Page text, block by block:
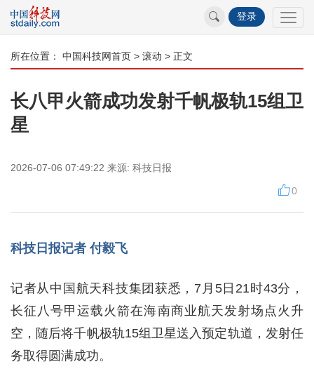
登录
所在位置： 中国科技网首页 > 滚动 > 正文
长八甲火箭成功发射千帆极轨15组卫
星
2026-07-06 07:49:22 来源: 科技日报
0
科技日报记者 付毅飞
记者从中国航天科技集团获悉，7月5日21时43分，
长征八号甲运载火箭在海南商业航天发射场点火升
空，随后将千帆极轨15组卫星送入预定轨道，发射任
务取得圆满成功。